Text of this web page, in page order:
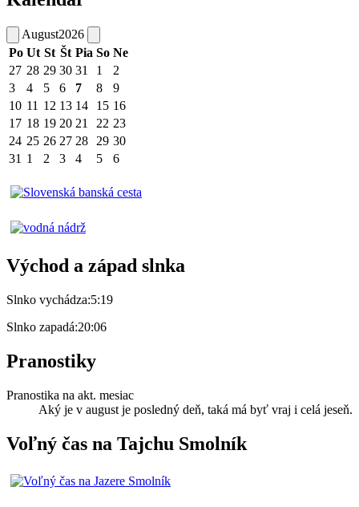
August2026
Po Ut St Št Pia So Ne
27 28 29 30 31 1
2
3
4 5 6 7 8
9
10 11 12 13 14 15 16
17 18 19 20 21 22 23
24 25 26 27 28 29 30
31 1 2 3 4 5 6
Východ a západ slnka
Slnko vychádza:5:19
Slnko zapadá:20:06
Pranostiky
Pranostika na akt. mesiac
Aký je v august je posledný deň, taká má byť vraj i celá jeseň.
Voľný čas na Tajchu Smolník